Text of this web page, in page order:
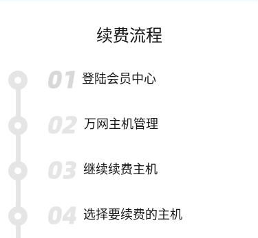
续费流程
登陆会员中心
万网主机管理
继续续费主机
选择要续费的主机